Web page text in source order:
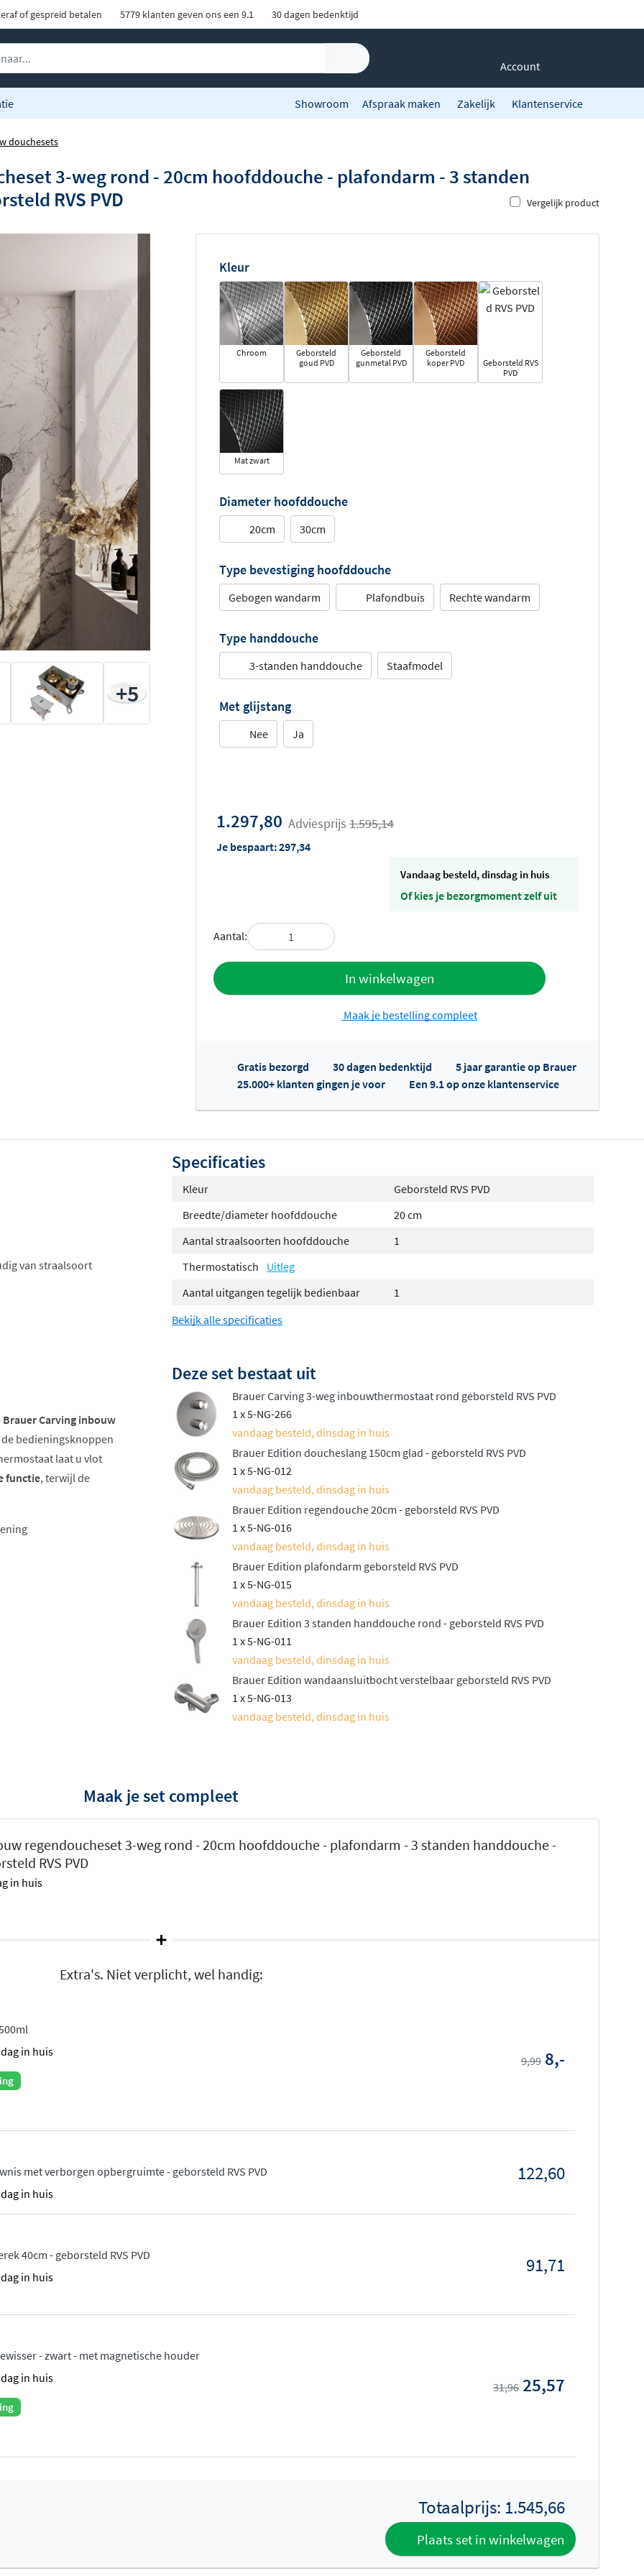
of gespreid betalen 5779 klanten geven ons een 9.1 30 dagen bedenktijd
Account
Showroom Afspraak maken Zakelijk Klantenservice
douchesets
3-weg rond - 20cm hoofddouche - plafondarm - 3 standen
RVS PVD
Vergelijk product
+5
Kleur
Chroom
Geborsteld
goud PVD
Geborsteld
gunmetal PVD
Geborsteld
koper PVD
Geborsteld RVS
PVD
Mat zwart
Diameter hoofddouche
20cm 30cm
Type bevestiging hoofddouche
Gebogen wandarm Plafondbuis Rechte wandarm
Type handdouche
3-standen handdouche Staafmodel
Met glijstang
Nee Ja
1.297,80 Adviesprijs 1.595,14
Je bespaart:297,34
vandaag besteld, dinsdag in huis
Of kies je bezorgmoment zelf uit
Aantal:
In winkelwagen
Toevoegen aan offerte
Offertes ophalen...
Maak je bestelling compleet
Gratis bezorgd 30 dagen bedenktijd
5 jaar garantie op Brauer
25.000+ klanten gingen je voor
Een 9.1 op onze klantenservice
van straalsoort
Brauer Carving inbouw
bedieningsknoppen
laat u vlot
functie, terwijl de
één straalsoort of een
één druk op de knop
handdouche in een
glijstang
doucheslang van 150
koper,
coating garandeert een
behoudt. Het
lange levensduur.
constant, zelfs
vervelende
verdwijnt
uitstraling geeft.
Specificaties
Kleur
Geborsteld RVS PVD
Breedte/diameter hoofddouche
20 cm
Aantal straalsoorten hoofddouche
1
Thermostatisch
Uitleg
Aantal uitgangen tegelijk bedienbaar
1
Bekijk alle specificaties
Deze set bestaat uit
Brauer Carving 3-weg inbouwthermostaat rond geborsteld RVS PVD
1 x 5-NG-266
vandaag besteld, dinsdag in huis
Brauer Edition doucheslang 150cm glad - geborsteld RVS PVD
1 x 5-NG-012
vandaag besteld, dinsdag in huis
Brauer Edition regendouche 20cm - geborsteld RVS PVD
1 x 5-NG-016
vandaag besteld, dinsdag in huis
Brauer Edition plafondarm geborsteld RVS PVD
1 x 5-NG-015
vandaag besteld, dinsdag in huis
Brauer Edition 3 standen handdouche rond - geborsteld RVS PVD
1 x 5-NG-011
vandaag besteld, dinsdag in huis
Brauer Edition wandaansluitbocht verstelbaar geborsteld RVS PVD
1 x 5-NG-013
vandaag besteld, dinsdag in huis
Maak je set compleet
regendoucheset 3-weg rond - 20cm hoofddouche - plafondarm - 3 standen handdouche -
RVS PVD
in huis
Extra's. Niet verplicht, wel handig:
in huis
9,99 8,-
met verborgen opbergruimte - geborsteld RVS PVD
in huis
122,60
40cm - geborsteld RVS PVD
in huis
91,71
- zwart - met magnetische houder
in huis
31,96 25,57
Totaalprijs: 1.545,66
Plaats set in winkelwagen